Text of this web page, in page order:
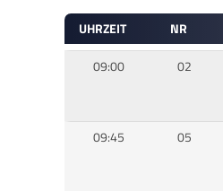
UHRZEIT NR
09:00
02
09:45 05